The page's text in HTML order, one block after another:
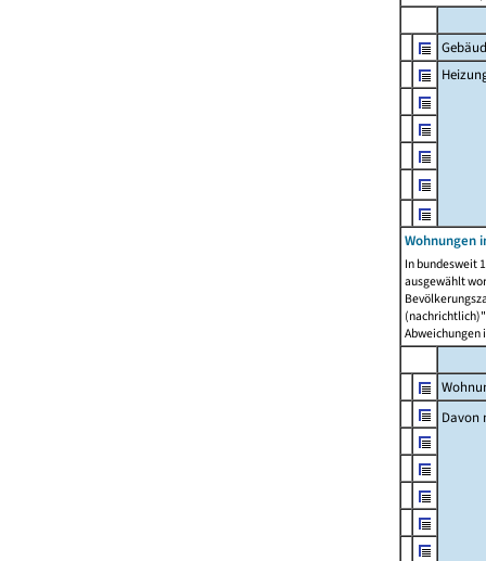
Wohnungen
In bundesweit
ausgewählt
Abweichungen
Davon